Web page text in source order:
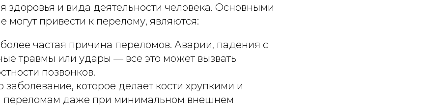
здоровья и вида деятельности человека. Основными
могут привести к перелому, являются:
частая причина переломов. Аварии, падения с
травмы или удары — все это может вызвать
позвонков.
заболевание, которое делает кости хрупкими и
даже при минимальном внешнем